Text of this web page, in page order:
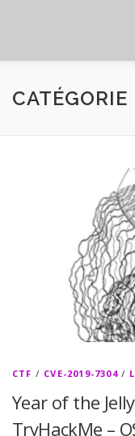
HOME CYBER
CATÉGORIE
CTF / CVE-2019-7304/
Year of the
TryHackMe –